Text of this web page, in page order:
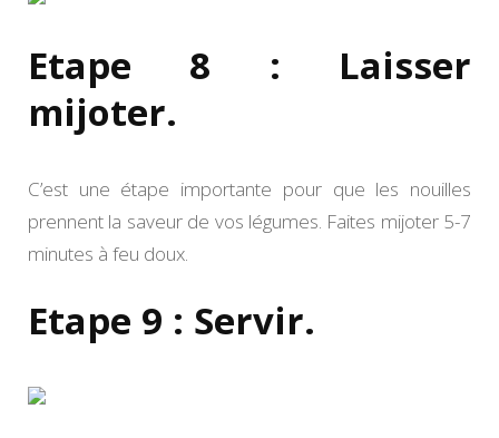
Etape 8 : Laisser
mijoter.
C’est une étape importante pour que les nouilles
prennent la saveur de vos légumes. Faites mijoter 5-7
minutes à feu doux.
Etape 9 : Servir.